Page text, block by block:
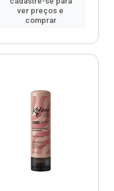
ver preços e
comprar